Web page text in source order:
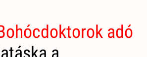
adó